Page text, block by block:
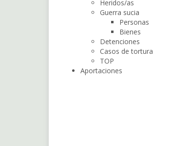
Heridos/as
Guerra sucia
Personas
Bienes
Detenciones
Casos de tortura
TOP
Aportaciones